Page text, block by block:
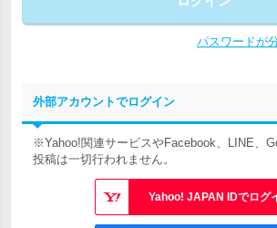
パスワードが
外部アカウントでログイン
※Yahoo!関連サービスやFacebook、LINE、
投稿は一切行われません。
Yahoo! JAPAN IDでログ